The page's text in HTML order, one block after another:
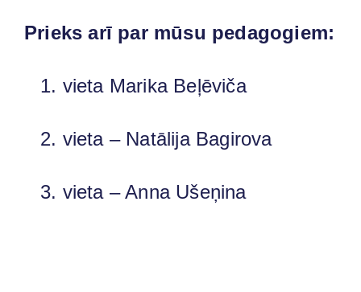
Prieks arī par mūsu pedagogiem:
1. vieta Marika Beļēviča
2. vieta – Natālija Bagirova
3. vieta – Anna Ušeņina